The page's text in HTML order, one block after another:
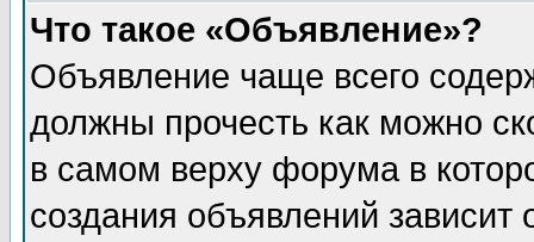
Что такое «Объявление»?
Объявление чаще всего
должны прочесть как можно
в самом верху форума в
создания объявлений зависит